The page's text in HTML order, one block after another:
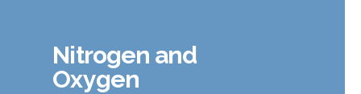
Nitrogen and
Oxygen